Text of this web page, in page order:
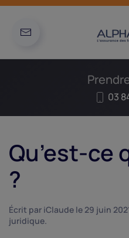
03
Qu’est-ce
?
Écrit par iClaude le 29 juin
juridique.